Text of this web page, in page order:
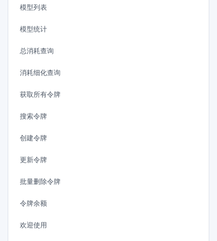
模型列表
模型统计
总消耗查询
消耗细化查询
获取所有令牌
搜索令牌
创建令牌
更新令牌
批量删除令牌
令牌余额
欢迎使用